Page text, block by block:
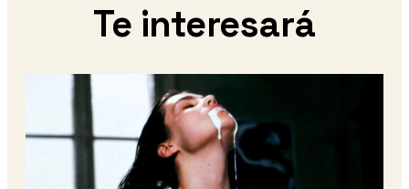
Te interesará